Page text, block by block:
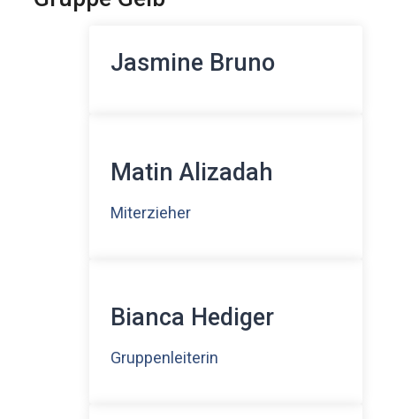
Jasmine Bruno
Matin Alizadah
Miterzieher
Bianca Hediger
Gruppenleiterin